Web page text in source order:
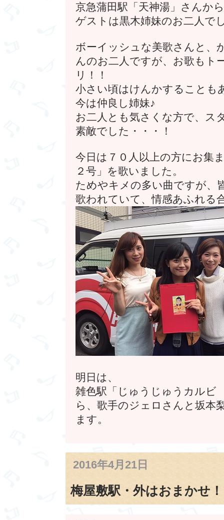
京急蒲田駅「天神湯」さんか
ゲストは黒木姉妹のお二人で
ボーイッシュな美歌さんと、
んのお二人ですが、お歌もト
リ！！
小さい頃はけんかすることも
今は仲良し姉妹♪
お二人とも気さくな方で、ス
素敵でした・・・！
今日は７０人以上の方にお集
２号」を歌いました。
ためやキメの多い曲ですが、
歌われていて、情感あふれる
明日は、
雑色駅「じゅうじゅうカル
ら、歌手のジェロさんと坂本
ます。
2016年4月21日
梅屋敷駅・外はおまかせ！